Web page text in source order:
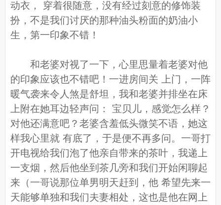
动衣， 穿着很随意，没有经过刻意的修饰装
扮，不是我们讨厌的那种油头粉面的奶油小
生，第一印象不错！
和老婆对视了一下，心里思量着老婆对他
的印象应该也不错吧！一进房间关 上门，一阵
暖气袭来令人煞是舒坦，我和老婆并排坐在床
上附在她耳边轻声问： 宝贝儿，感觉怎么样？
对他还满意吧？老婆含羞低头微笑不语，她这
样我心里就 有底了，于是便不再多问。一哥打
开电视给我们泡了他亲自带来的茶叶，我递上
一支烟，然后他坐到茶几旁和我们开始闲聊起
来（一哥说那位单男明天赶到，他 希望先来一
天能够单独和我们夫妻相处，这也是他在网上